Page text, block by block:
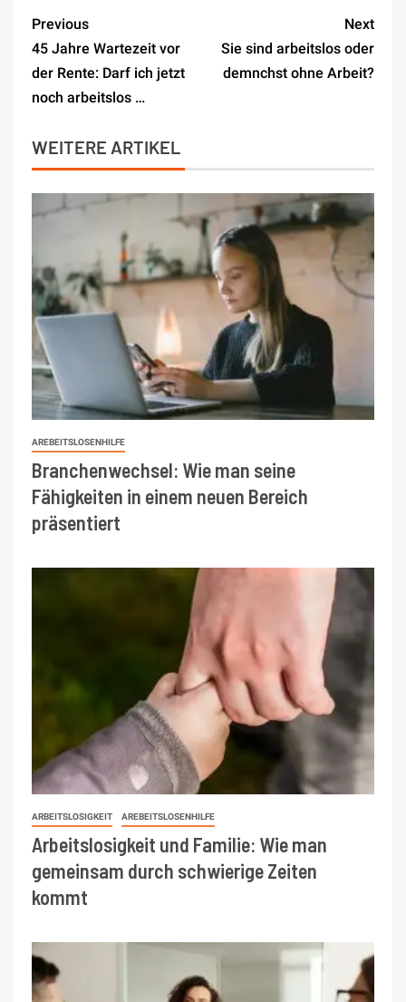
Previous
45 Jahre Wartezeit vor
der Rente: Darf ich jetzt
noch arbeitslos …
Next
Sie sind arbeitslos oder
demnchst ohne Arbeit?
WEITERE ARTIKEL
AREBEITSLOSENHILFE
Branchenwechsel: Wie man seine
Fähigkeiten in einem neuen Bereich
präsentiert
ARBEITSLOSIGKEIT AREBEITSLOSENHILFE
Arbeitslosigkeit und Familie: Wie man
gemeinsam durch schwierige Zeiten
kommt